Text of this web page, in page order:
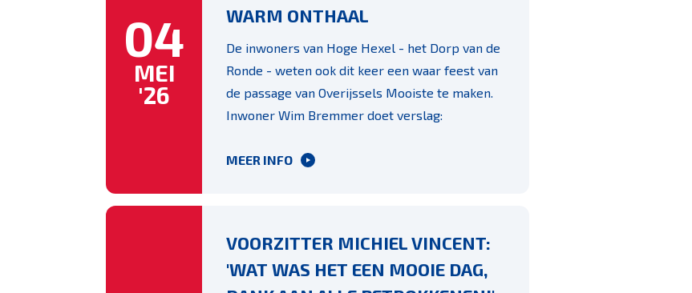
04
MEI
'26
WARM ONTHAAL
De inwoners van Hoge Hexel - het Dorp van de
Ronde - weten ook dit keer een waar feest van
de passage van Overijssels Mooiste te maken.
Inwoner Wim Bremmer doet verslag:
MEER INFO
VOORZITTER MICHIEL VINCENT:
'WAT WAS HET EEN MOOIE DAG,